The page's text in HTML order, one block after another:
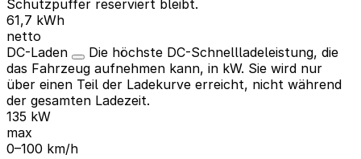
Schutzpuffer reserviert bleibt.
61,7 kWh
netto
DC-Laden
Die höchste DC-Schnellladeleistung, die
das Fahrzeug aufnehmen kann, in kW. Sie wird nur
über einen Teil der Ladekurve erreicht, nicht während
der gesamten Ladezeit.
135 kW
max
0–100 km/h